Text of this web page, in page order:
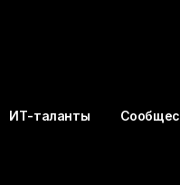
Сообщество